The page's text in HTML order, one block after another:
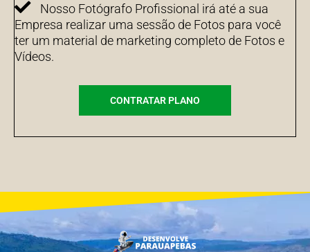
Nosso Fotógrafo Profissional irá até a sua
Empresa realizar uma sessão de Fotos para você
ter um material de marketing completo de Fotos e
Vídeos.
CONTRATAR PLANO